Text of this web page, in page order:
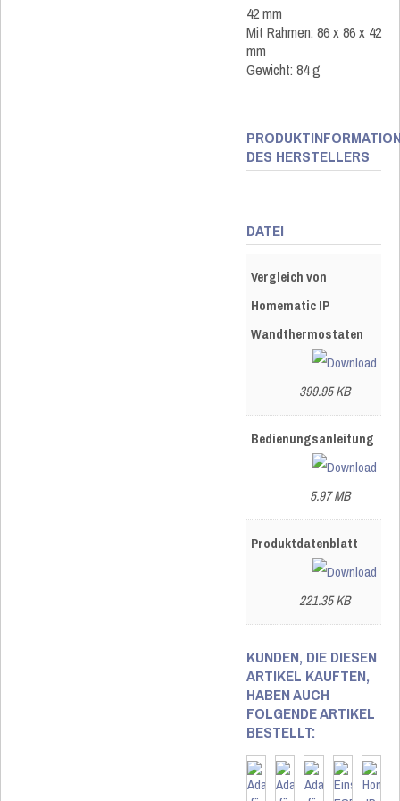
42 mm
Mit Rahmen: 86 x 86 x 42
mm
Gewicht: 84 g
DES HERSTELLERS
DATEI
Vergleich von
Homematic IP
Wandthermostaten
399.95 KB
Bedienungsanleitung
5.97 MB
Produktdatenblatt
221.35 KB
KUNDEN, DIE DIESEN
ARTIKEL KAUFTEN,
HABEN AUCH
FOLGENDE ARTIKEL
BESTELLT: